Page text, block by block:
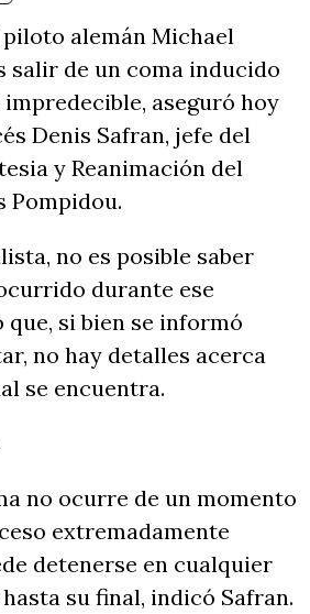
alemán Michael
salir de un coma inducido
impredecible, aseguró hoy
Denis Safran, jefe del
y Reanimación del
Pompidou.
no es posible saber
durante ese
si bien se informó
no hay detalles acerca
se encuentra.
no ocurre de un momento
extremadamente
detenerse en cualquier
su final, indicó Safran.